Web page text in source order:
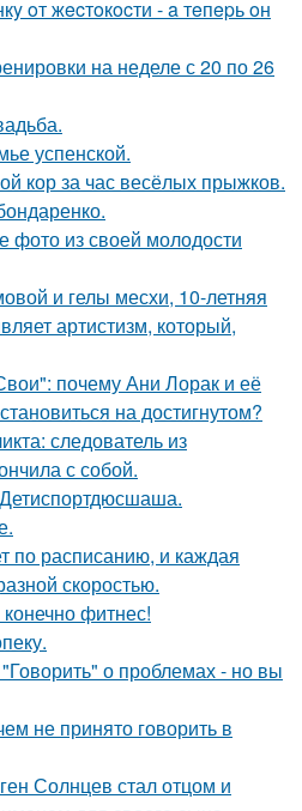
oт жecтoкocти - a тeпepь oн
на неделе с 20 по 26
успенской.
кор за час весёлых прыжков.
из своей молодости
и гелы месхи, 10-летняя
артистизм, который,
почему Ани Лорак и её
на достигнутом?
следователь из
с собой.
по расписанию, и каждая
скоростью.
фитнес!
о проблемах - но вы
не принято говорить в
Солнцев стал отцом и